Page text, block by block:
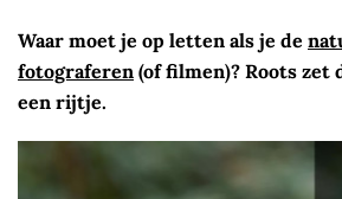
Waar moet je op letten als je de
fotograferen (of filmen)? Roots zet
een rijtje.